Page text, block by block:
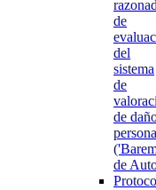
de
del
sistema
de
de
de